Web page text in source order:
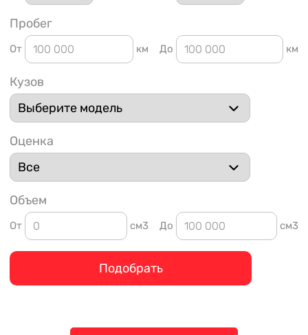
Пробег
От км До км
Кузов
Оценка
Объем
От см3 До см3
Подобрать